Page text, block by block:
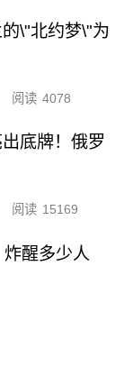
\"北约梦\"为
阅读 4078
底牌！俄罗
阅读 15169
炸醒多少人